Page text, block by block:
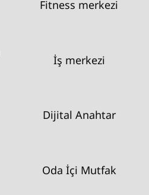
Fitness merkezi
İş merkezi
Dijital Anahtar
Oda İçi Mutfak